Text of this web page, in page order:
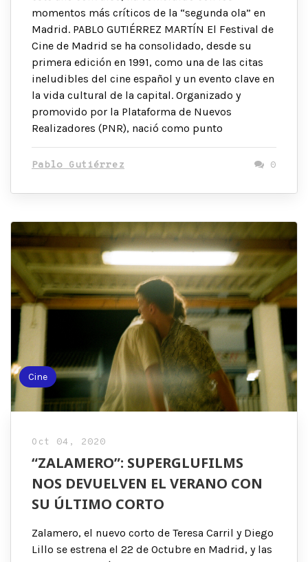
momentos más críticos de la “segunda ola” en
Madrid. PABLO GUTIÉRREZ MARTÍN El Festival de
Cine de Madrid se ha consolidado, desde su
primera edición en 1991, como una de las citas
ineludibles del cine español y un evento clave en
la vida cultural de la capital. Organizado y
promovido por la Plataforma de Nuevos
Realizadores (PNR), nació como punto
Pablo Gutiérrez 0
Cine
Oct 04, 2020
“ZALAMERO”: SUPERGLUFILMS
NOS DEVUELVEN EL VERANO CON
SU ÚLTIMO CORTO
Zalamero, el nuevo corto de Teresa Carril y Diego
Lillo se estrena el 22 de Octubre en Madrid, y las